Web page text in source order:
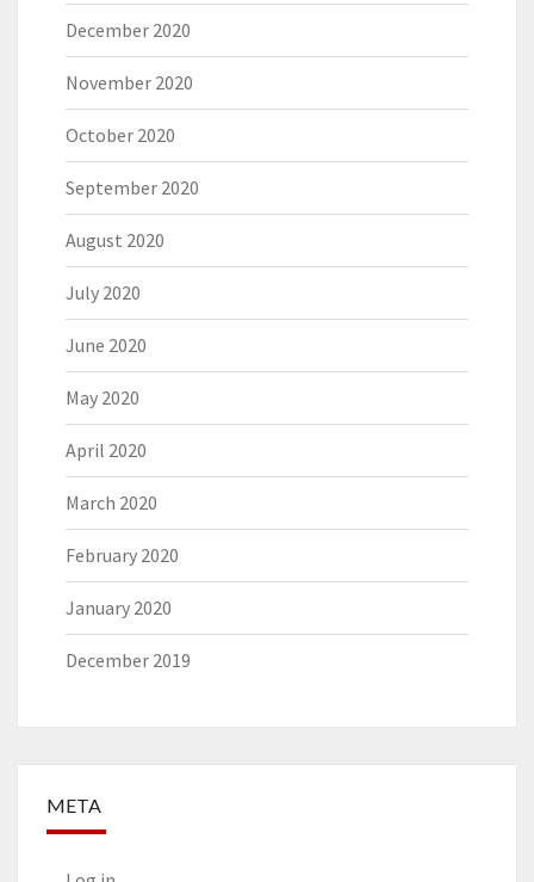
December 2020
November 2020
October 2020
September 2020
August 2020
July 2020
June 2020
May 2020
April 2020
March 2020
February 2020
January 2020
December 2019
META